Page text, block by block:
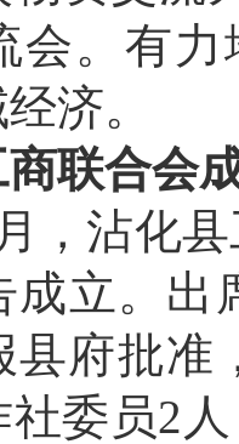
会。有
济。
联合会
沾化县
成立。出
县府批准
社委员2